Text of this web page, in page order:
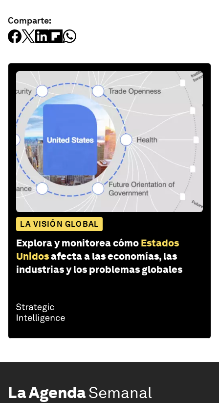
Comparte:
LA VISIÓN GLOBAL
Explora y monitorea cómo Estados
Unidosafecta a las economías, las
industrias y los problemas globales
La AgendaSemanal